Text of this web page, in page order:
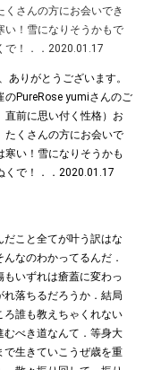
さんの方にお会いでき
い！雪になりそうかもで
で！︎．．2020.01.17
だこと全てが叶う訳はな
んなのわかってるんだ．
もいずれは瘡蓋に変わっ
れ落ちるだろうか．結局
ろ誰も教えちゃくれない
むべき道なんて．等身大
で生きていこうぜ歳を重